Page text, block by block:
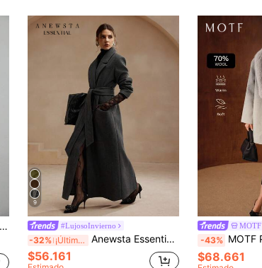
9
#LujosoInvierno
-32% ¡Últimos 3 días Anewsta Essential Abrigo/chaqueta de mujer gris de manga larga minimalista y elegante para fiesta con solapa, ropa de abrigo para Año Nuevo
$56.161
MOTF
-43% MOTF PREMIUM ABRIGO
$68.661